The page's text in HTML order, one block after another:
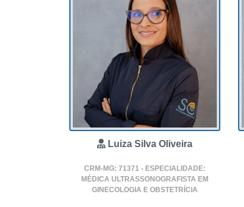
Luiza Silva Oliveira
CRM-MG: 71371 - ESPECIALIDADE:
MÉDICA ULTRASSONOGRAFISTA EM
GINECOLOGIA E OBSTETRÍCIA